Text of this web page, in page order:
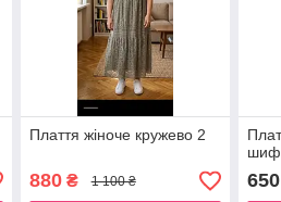
Плаття жіноче кружево 2
880₴ 1 100 ₴ 650